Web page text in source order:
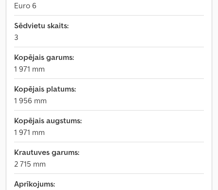
Euro 6
Sēdvietu skaits:
3
Kopējais garums:
1 971 mm
Kopējais platums:
1 956 mm
Kopējais augstums:
1 971 mm
Krautuves garums:
2 715 mm
Aprīkojums: